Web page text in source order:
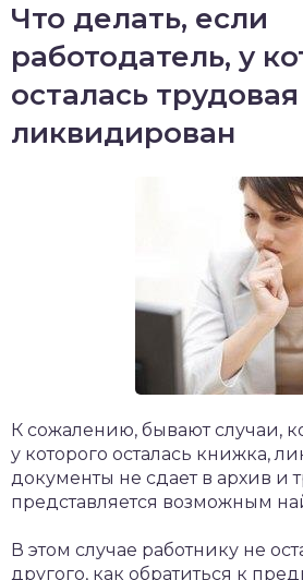
Что делать, если
работодатель, у
осталась
ликвидирован
К сожалению, бывают случаи,
у которого осталась книжка,
документы не сдает в архив и
представляется возможным
В этом случае работнику не
другого, как обратиться к